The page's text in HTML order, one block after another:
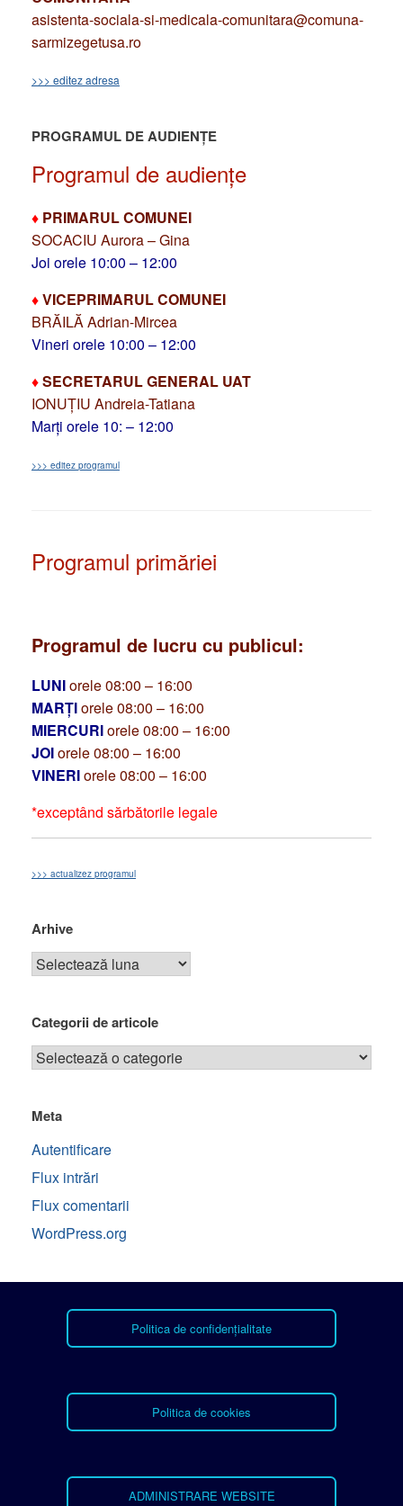
asistenta-sociala-si-medicala-comunitara@comuna-
sarmizegetusa.ro
>>> editez adresa
PROGRAMUL DE AUDIENȚE
Programul de audiențe
♦ PRIMARUL COMUNEI
SOCACIU Aurora – Gina
Joi orele 10:00 – 12:00
♦VICEPRIMARUL COMUNEI
BRĂILĂ Adrian-Mircea
Vineri orele 10:00 – 12:00
♦SECRETARUL GENERAL UAT
IONUȚIU Andreia-Tatiana
Marți orele 10: – 12:00
>>> editez programul
Programul primăriei
Programul de lucru cu publicul:
LUNIorele 08:00 – 16:00
MARȚIorele 08:00 – 16:00
MIERCURIorele 08:00 – 16:00
JOIorele 08:00 – 16:00
VINERIorele 08:00 – 16:00
*exceptând sărbătorile legale
>>> actualizez programul
Arhive
Categorii de articole
Meta
Autentificare
Flux intrări
Flux comentarii
WordPress.org
Politica de confidențialitate
Politica de cookies
ADMINISTRARE WEBSITE